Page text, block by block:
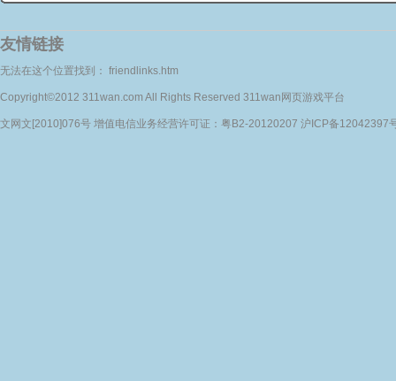
友情链接
无法在这个位置找到： friendlinks.htm
Copyright©2012 311wan.com All Rights Reserved 311wan网页游戏平台
文网文[2010]076号 增值电信业务经营许可证：粤B2-20120207 沪ICP备12042397